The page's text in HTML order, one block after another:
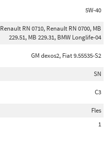
5W-40
Renault RN 0710, Renault RN 0700, MB
229.51, MB 229.31, BMW Longlife-04
GM dexos2, Fiat 9.55535-S2
SN
C3
Fles
1